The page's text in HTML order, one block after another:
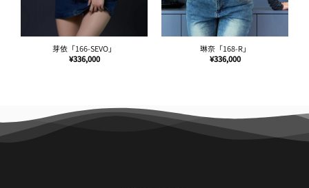
雅拉「171-SEVO」
¥336,000
花琳「164-SEVO」
¥336,000